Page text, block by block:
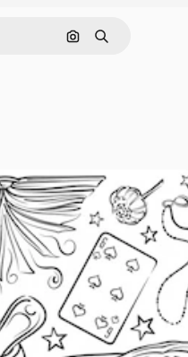
Cerca per immagine
Ricerca